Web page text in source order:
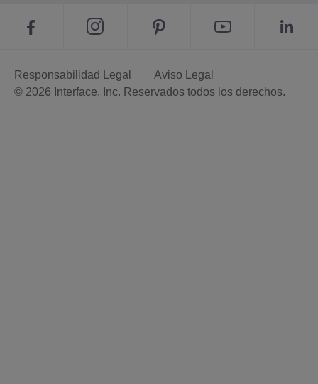
Responsabilidad Legal
Aviso Legal
© 2026 Interface, Inc. Reservados todos los derechos.